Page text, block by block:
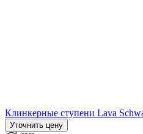
Клинкерные ступени Lava
Уточнить цену